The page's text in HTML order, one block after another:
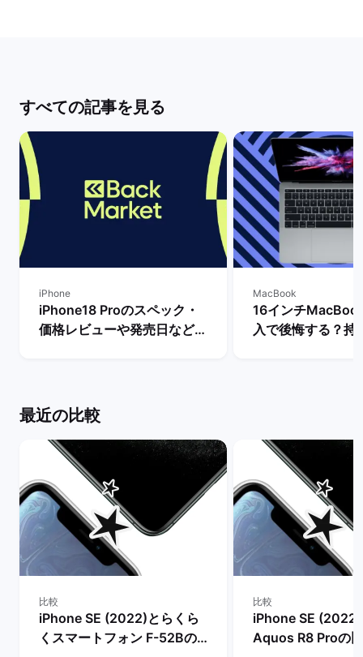
すべての記事を見る
iPhone
iPhone18 Proのスペック・
価格レビューや発売日など最
MacBook
16インチ
入で後悔する？持
最近の比較
比較
iPhone SE (2022)とらくら
くスマートフォン F-52Bの
比較
iPhone SE
Aquos R8 Proの